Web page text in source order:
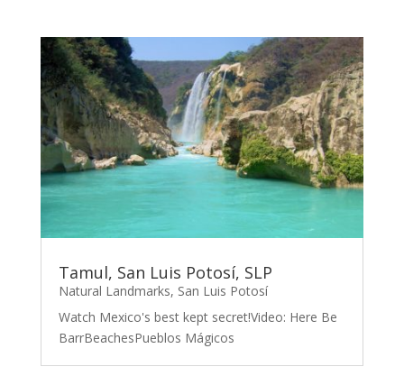
Tamul, San Luis Potosí, SLP
Natural Landmarks, San Luis Potosí
Watch Mexico's best kept secret!Video: Here Be
BarrBeachesPueblos Mágicos